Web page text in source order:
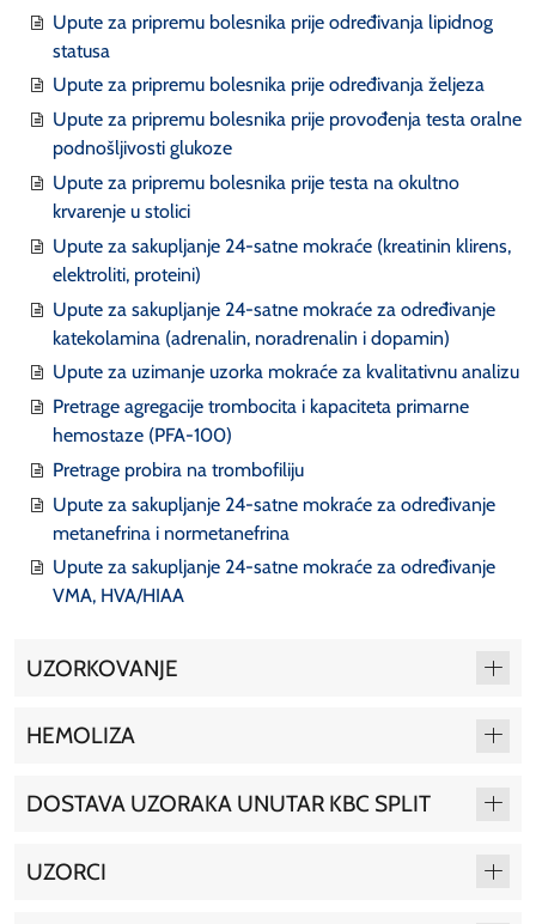
Upute za pripremu bolesnika prije određivanja lipidnog
statusa
Upute za pripremu bolesnika prije određivanja željeza
Upute za pripremu bolesnika prije provođenja testa oralne
podnošljivosti glukoze
Upute za pripremu bolesnika prije testa na okultno
krvarenje u stolici
Upute za sakupljanje 24-satne mokraće (kreatinin klirens,
elektroliti, proteini)
Upute za sakupljanje 24-satne mokraće za određivanje
katekolamina (adrenalin, noradrenalin i dopamin)
Upute za uzimanje uzorka mokraće za kvalitativnu analizu
Pretrage agregacije trombocita i kapaciteta primarne
hemostaze (PFA-100)
Pretrage probira na trombofiliju
Upute za sakupljanje 24-satne mokraće za određivanje
metanefrina i normetanefrina
Upute za sakupljanje 24-satne mokraće za određivanje
VMA, HVA/HIAA
UZORKOVANJE
HEMOLIZA
DOSTAVA UZORAKA UNUTAR KBC SPLIT
UZORCI